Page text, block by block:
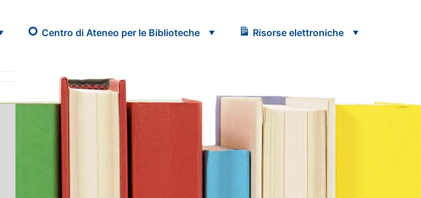
Centro di Ateneo per le Biblioteche Risorse elettroniche